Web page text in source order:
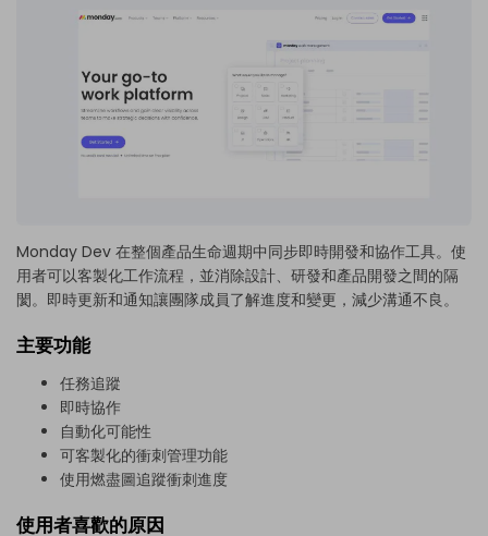
Monday Dev 在整個產品生命週期中同步即時開發和協作工具。使
用者可以客製化工作流程，並消除設計、研發和產品開發之間的隔
閡。即時更新和通知讓團隊成員了解進度和變更，減少溝通不良。
主要功能
任務追蹤
即時協作
自動化可能性
可客製化的衝刺管理功能
使用燃盡圖追蹤衝刺進度
使用者喜歡的原因